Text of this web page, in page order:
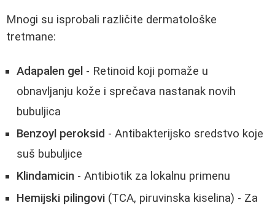
Mnogi su isprobali različite dermatološke
tretmane:
Adapalen gel - Retinoid koji pomaže u
obnavljanju kože i sprečava nastanak novih
bubuljica
Benzoyl peroksid - Antibakterijsko sredstvo koje
suš bubuljice
Klindamicin - Antibiotik za lokalnu primenu
Hemijski pilingovi (TCA, piruvinska kiselina) - Za